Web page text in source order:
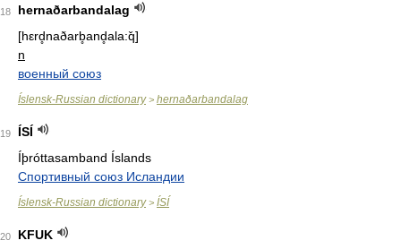
18
hernaðarbandalag
[hεrd̥naðarb̥and̥ala:q̌]
n
военный союз
Íslensk-Russian dictionary> hernaðarbandalag
19
ÍSÍ
Íþróttasamband Íslands
Спортивный союз Исландии
Íslensk-Russian dictionary> ÍSÍ
20
KFUK